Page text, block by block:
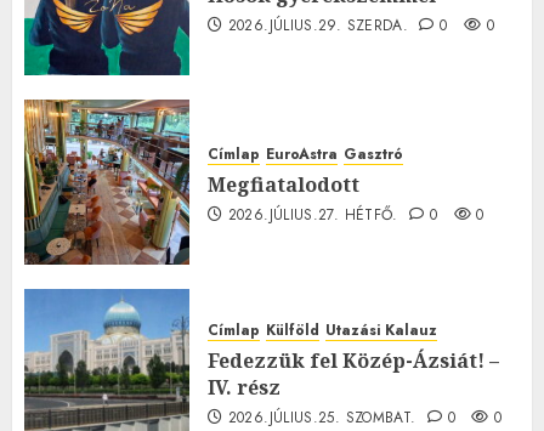
2026.JÚLIUS.29. SZERDA. 0 0
Címlap EuroAstra Gasztró
Megfiatalodott
2026.JÚLIUS.27. HÉTFŐ. 0 0
Címlap Külföld Utazási Kalauz
Fedezzük fel Közép-Ázsiát! –
IV. rész
2026.JÚLIUS.25. SZOMBAT. 0 0